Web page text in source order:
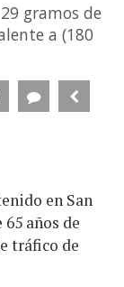
gramos de
a (180
en San
años de
tráfico de